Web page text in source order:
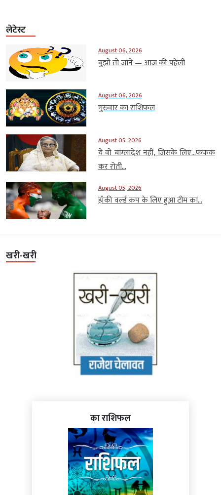
लेटेस्ट
August 06, 2026
बुझो तो जाने — आज की पहेली
August 06, 2026
गुरुवार का राशिफल
August 05, 2026
ये वो बांग्लादेश नहीं, जिसके लिए…फफक
कर रोती...
August 05, 2026
हॉकी वर्ल्ड कप के लिए हुआ टीम का...
खरी-खरी
का राशिफल